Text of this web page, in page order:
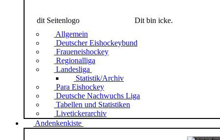
dit Seitenlogo
Dit bin icke.
Allgemein
Deutscher Eishockeybund
Fraueneishockey
Regionalliga
Landesliga
Statistik/Archiv
Para Eishockey
Deutsche Nachwuchs Liga
Tabellen und Statistiken
Livetickerarchiv
Andenkenkiste